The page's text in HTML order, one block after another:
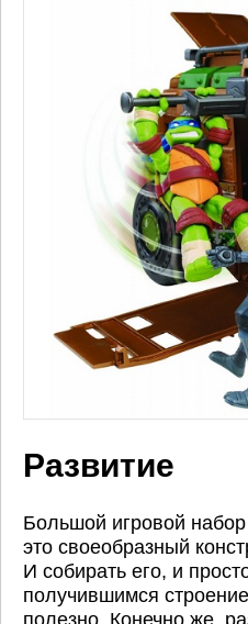
Развитие
Большой игровой
это своеобразный
И собирать его, и
получившимся